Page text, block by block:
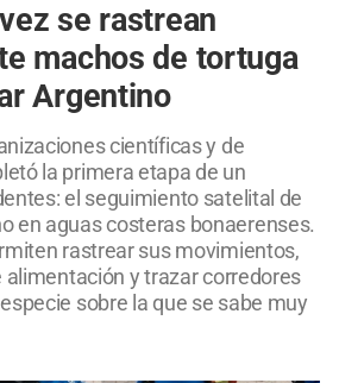
se rastrean
machos de tortuga
Argentino
científicas y de
la primera etapa de un
el seguimiento satelital de
en aguas costeras bonaerenses.
rastrear sus movimientos,
alimentación y trazar corredores
sobre la que se sabe muy